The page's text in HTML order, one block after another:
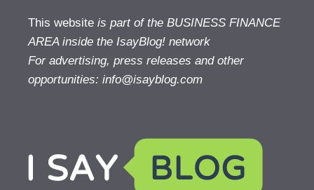
This website is part of the BUSINESS FINANCE
AREA inside the IsayBlog! network
For advertising, press releases and other
opportunities: info@isayblog.com